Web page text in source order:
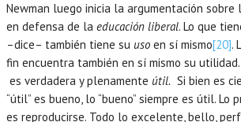
Newman luego inicia la argumentación sobre
en defensa de la educación liberal. Lo que
–dice– también tiene su uso en sí mismo[20].
fin encuentra también en sí mismo su
es verdadera y plenamente útil. Si bien es
“útil” es bueno, lo “bueno” siempre es útil. Lo
es reproducirse. Todo lo excelente, bello,